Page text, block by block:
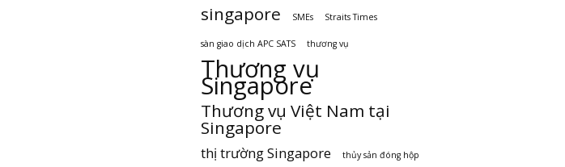
singapore SMEs Straits Times
sàn giao dịch APC SATS thương vụ
Thương vụ
Singapore
Thương vụ Việt Nam tại
Singapore
thị trường Singapore thủy sản đóng hộp